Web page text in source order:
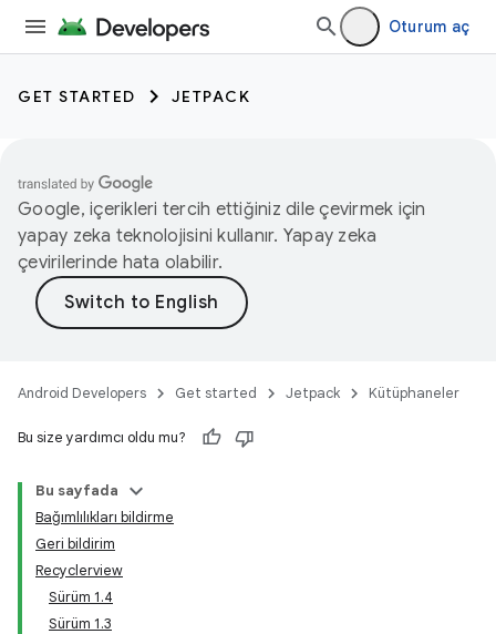
Oturum aç
GET STARTED JETPACK
Google, içerikleri tercih ettiğiniz dile çevirmek için
yapay zeka teknolojisini kullanır. Yapay zeka
çevirilerinde hata olabilir.
Android Developers Get started Jetpack Kütüphaneler
Bu size yardımcı oldu mu?
Bu sayfada
Bağımlılıkları bildirme
Geri bildirim
Recyclerview
Sürüm 1.4
Sürüm 1.3